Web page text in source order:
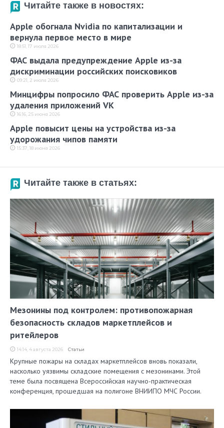
Читайте также в новостях:
Apple обогнала Nvidia по капитализации и
вернула первое место в мире
18:51, 17 июля 2026
ФАС выдала предупреждение Apple из-за
дискриминации российских поисковиков
09:21, 2 июля 2026
Минцифры попросило ФАС проверить Apple из-за
удаления приложений VK
16:16, 25 июня 2026
Apple повысит цены на устройства из-за
удорожания чипов памяти
15:37, 18 июня 2026
Читайте также в статьях:
Мезонины под контролем: противопожарная
безопасность складов маркетплейсов и
ритейлеров
14:14, 4 августа 2026 Статьи
Крупные пожары на складах маркетплейсов вновь показали,
насколько уязвимы складские помещения с мезонинами. Этой
теме была посвящена Всероссийская научно-практическая
конференция, прошедшая на полигоне ВНИИПО МЧС России.